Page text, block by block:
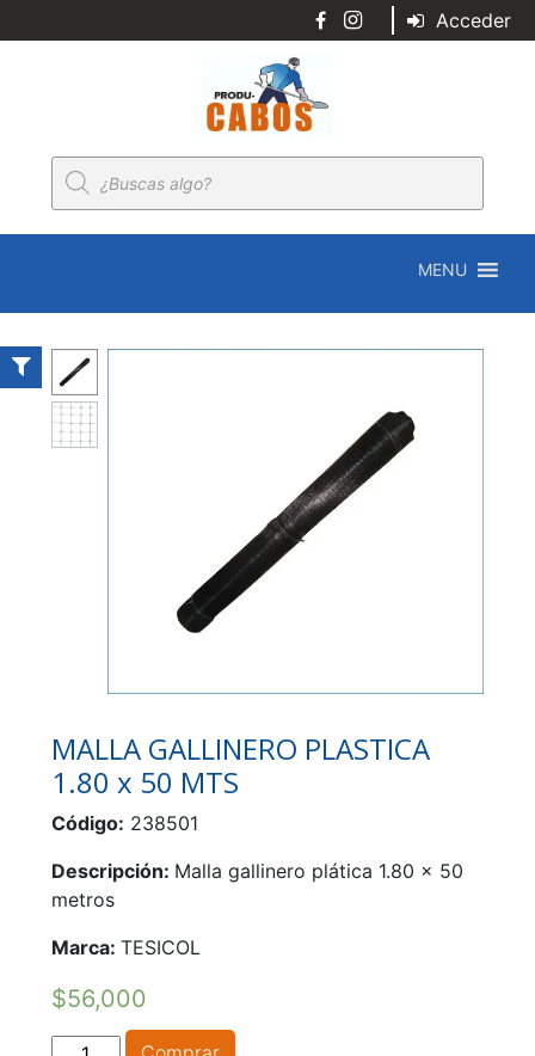
Acceder
Búsqueda
de
productos
MENU
MALLA GALLINERO PLASTICA
1.80 x 50 MTS
Código: 238501
Descripción: Malla gallinero plática 1.80 x 50
metros
Marca: TESICOL
$56,000
MALLA